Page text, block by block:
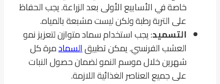
خاصة في الأسابيع الأولى بعد الزراعة. يجب الحفاظ
على التربة رطبة ولكن ليست مشبعة بالمياه.
التسميد: يجب استخدام سماد متوازن لتعزيز نمو
العشب الفرنسي. يمكن تطبيقالسمادمرة كل
شهرين خلال موسم النمو لضمان حصول النبات
على جميع العناصر الغذائية اللازمة.